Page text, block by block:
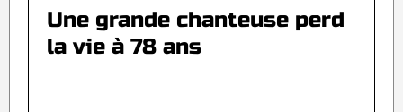
Une grande chanteuse perd
la vie à 78 ans